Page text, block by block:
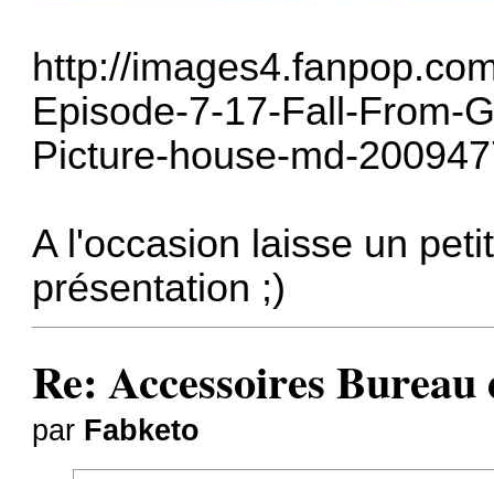
http://
Episode-7-17-Fall-From-
Picture-house-md-
A l'occasion laisse un
présentation ;)
Re: Accessoires Bureau
par Fabketo